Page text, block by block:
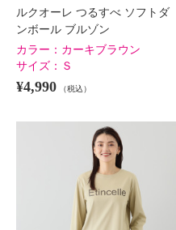
ルクオーレ つるすべ ソフトダ
ンボール ブルゾン
カラー： カーキブラウン
サイズ： Ｓ
¥4,990 （税込）